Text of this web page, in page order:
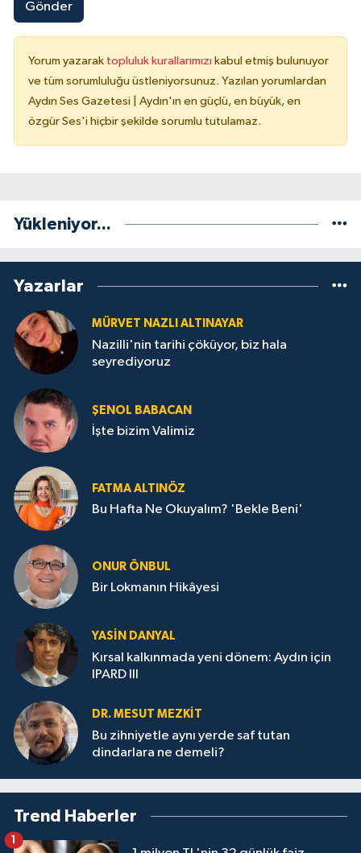
Gönder
Yorum yazarak topluluk kurallarımızı kabul etmiş bulunuyor
ve tüm sorumluluğu üstleniyorsunuz. Yazılan yorumlardan
Aydın Ses Gazetesi | Aydın'ın en güçlü, en büyük, en
özgür Ses'i hiçbir şekilde sorumlu tutulamaz.
Yükleniyor...
Yazarlar
MÜRVET NAZLI ALTINAYAR
Nazilli'nin tarihi çöküyor, biz hala
seyrediyoruz
ŞENOL BABACAN
İşte bizim Valimiz
FATMA ALTINÖZ
Bu Hafta Ne Okuyalım? 'Bekle Beni'
ONUR ÖNBUL
Bir Lokmanın Hikâyesi
YASIN DANYAL
Kırsal kalkınmada yeni dönem: Aydın için
IPARD III
DR. MESUT MEZKIT
Bu zihniyetle aynı yerde saf tutan
dindarlara ne demeli?
Trend Haberler
1